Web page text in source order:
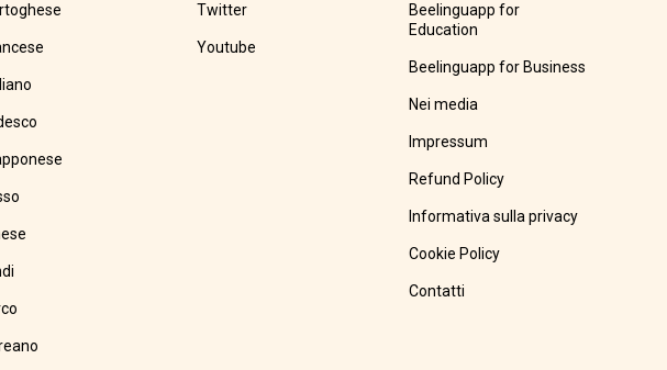
Twitter
Youtube
Beelinguapp for
Education
Beelinguapp for Business
Nei media
Impressum
Refund Policy
Informativa sulla privacy
Cookie Policy
Contatti